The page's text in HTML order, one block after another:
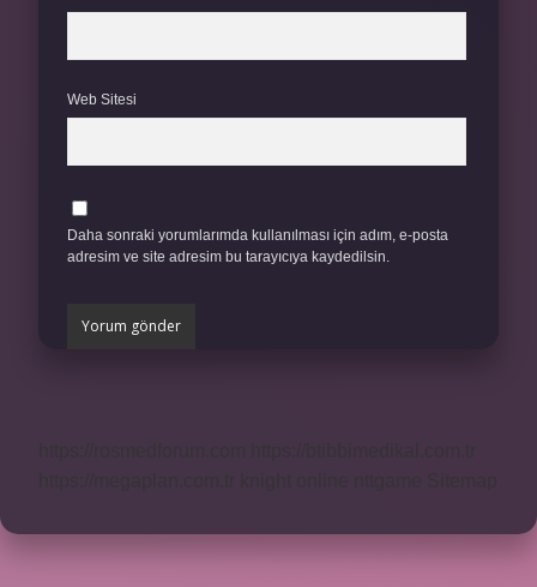
Web Sitesi
Daha sonraki yorumlarımda kullanılması için adım, e-posta
adresim ve site adresim bu tarayıcıya kaydedilsin.